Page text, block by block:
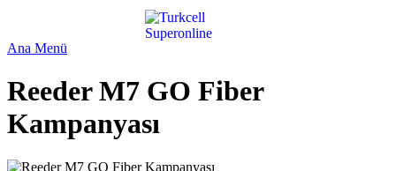
Ana Menü
Reeder M7 GO Fiber
Kampanyası